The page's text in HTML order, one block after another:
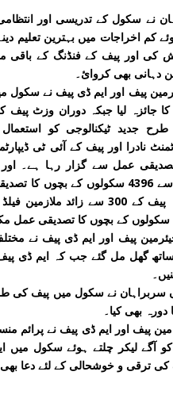
نے سکول کے تدریسی اور
کم اخراجات میں بہترین تعلیم
کی اور پیف کے فنڈنگ کے باقی
دہانی بھی کروائ۔
پیف اور ایم ڈی پیف نے سکول
جائزہ لیا جبکہ دوران وزٹ پیف
جدید ٹیکنالوجی کو
نادرا اور پیف کے آئی ٹی
سکولوں میں سے 4396 سکولوں کے
چکا ہیے۔جبکہ پیف کے 300 سے زائد
سکولوں کے بچوں کا تصدیقی عمل
پیف اور ایم ڈی پیف نے
گھل مل گئے جب کہ ایم ڈی
سربراہان نے سکول میں پیف
دورہ بھی کیا۔
پیف اور ایم ڈی پیف نے پرائم
آگے لیکر چلتے ہوئے سکول میں
کی ترقی و خوشحالی کے لئے دعا